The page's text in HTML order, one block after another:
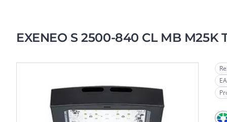
EXENEO S 2500-840 CL MB